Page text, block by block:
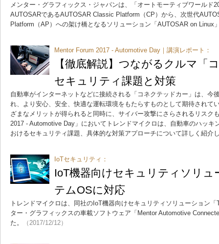
メンター・グラフィックス・ジャパンは、「オートモーティブワールド
AUTOSARであるAUTOSAR Classic Platform（CP）から、次世代
Platform（AP）への架け橋となるソリューション「AUTOSAR on Linux
Mentor Forum 2017 - Automotive Day｜講演レポート：
【徹底解説】つながるクルマ「
セキュリティ課題と対策
自動車がインターネットなどに接続される「コネクテッドカー」は、今
れ、より安心、安全、快適な運転環境をもたらすものとして期待されて
ざまなメリットが得られると同時に、サイバー攻撃にさらされるリスク
2017 - Automotive Day」においてトレンドマイクロは、自動車のハッキ
おけるセキュリティ課題、具体的な対策アプローチについて詳しく紹介
IoTセキュリティ：
IoT機器向けセキュリティソリ
テムOSに対応
トレンドマイクロは、同社のIoT機器向けセキュリティソリューション
ター・グラフィックスの車載ソフトウェア「Mentor Automotive
た。
（2017/12/12）